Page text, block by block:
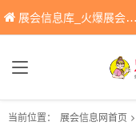
展会信息库_火爆展会网免费展会信息查询平台，提供专业会展服务！
当前位置： 展会信息网首页